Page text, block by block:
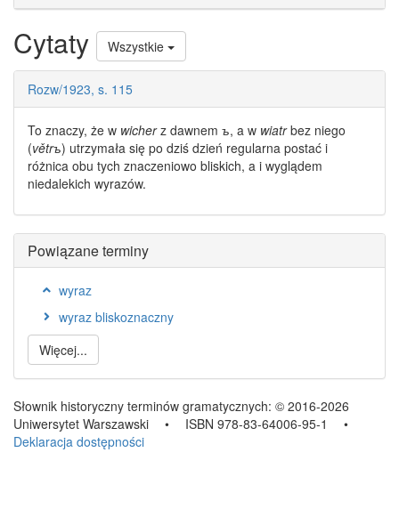
Cytaty Wszystkie
Rozw/1923, s. 115
To znaczy, że w wicherz dawnem ъ, a w wiatrbez niego
(větrъ) utrzymała się po dziś dzień regularna postać i
różnica obu tych znaczeniowo bliskich, a i wyglądem
niedalekich wyrazów.
Powiązane terminy
wyraz
wyraz bliskoznaczny
Więcej...
Słownik historyczny terminów gramatycznych: © 2016-2026
Uniwersytet Warszawski
• ISBN 978-83-64006-95-1
•
Deklaracja dostępności